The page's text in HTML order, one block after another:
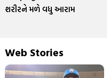
શરીરને મળે વધુ આરામ
Web Stories